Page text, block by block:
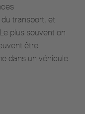
transport, et
plus souvent on
être
dans un véhicule